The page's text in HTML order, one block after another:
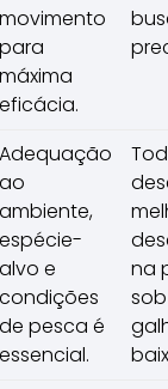
movimento
para
máxima
eficácia.
Adequação
ao
ambiente,
espécie-
alvo e
condições
de pesca é
essencial.
na
sob